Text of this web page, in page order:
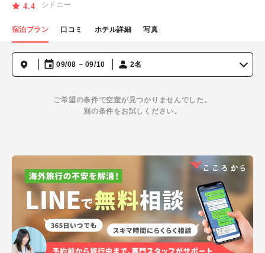
4.4 シドニー
宿泊プラン 口コミ ホテル詳細 写真
09/08 ~ 09/10 2名
ご希望の条件で空室が見つかりませんでした。
別の条件をお試しください。